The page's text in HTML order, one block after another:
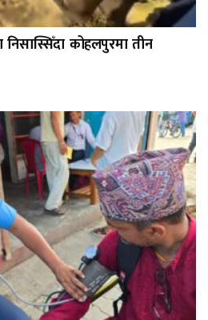
निसास्सिँदा कोहलपुरमा तीन